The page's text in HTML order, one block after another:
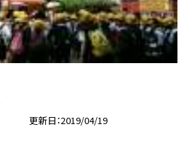
更新日 2019/04/19